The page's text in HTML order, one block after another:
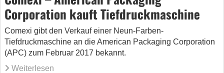
Corporation kauft Tiefdruckmaschine
Comexi gibt den Verkauf einer Neun-Farben-
Tiefdruckmaschine an die American Packaging Corporation
(APC) zum Februar 2017 bekannt.
Weiterlesen